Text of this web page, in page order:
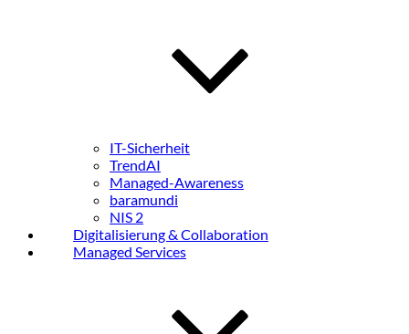
IT-Sicherheit
TrendAI
Managed-Awareness
baramundi
NIS 2
Digitalisierung & Collaboration
Managed Services